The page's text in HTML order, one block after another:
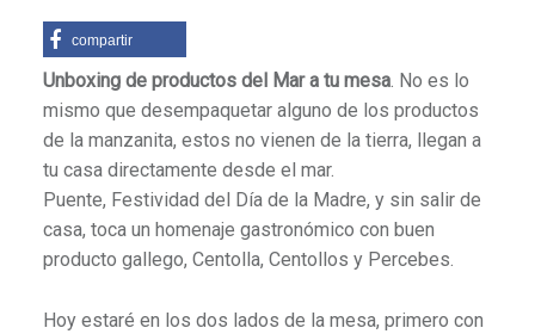
compartir
Unboxing de productos del Mar a tu mesa. No es lo
mismo que desempaquetar alguno de los productos
de la manzanita, estos no vienen de la tierra, llegan a
tu casa directamente desde el mar.
Puente, Festividad del Día de la Madre, y sin salir de
casa, toca un homenaje gastronómico con buen
producto gallego, Centolla, Centollos y Percebes.
Hoy estaré en los dos lados de la mesa, primero con